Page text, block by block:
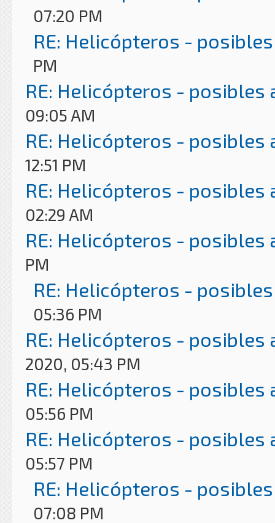
07:20 PM
RE: Helicópteros -
PM
RE: Helicópteros - posibles
09:05 AM
RE: Helicópteros - posibles
12:51 PM
RE: Helicópteros - posibles
02:29 AM
RE: Helicópteros - posibles
PM
RE: Helicópteros -
05:36 PM
RE: Helicópteros - posibles
2020, 05:43 PM
RE: Helicópteros - posibles
05:56 PM
RE: Helicópteros - posibles
05:57 PM
RE: Helicópteros -
07:08 PM